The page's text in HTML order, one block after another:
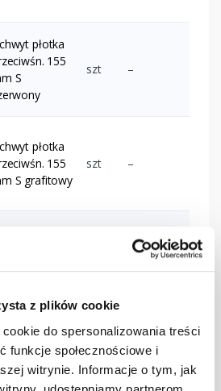
z plików cookie
do spersonalizowania treści
funkcje społecznościowe i
witrynie. Informacje o tym, jak
płotka
155
S
szt –
płotka
155
S grafitowy
szt –
płotka
155
S ocynk (O)
szt –